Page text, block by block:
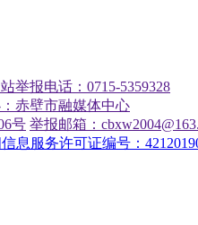
举报电话：0715-5359328
赤壁市融媒体中心
号 举报邮箱：
息服务许可证编号：